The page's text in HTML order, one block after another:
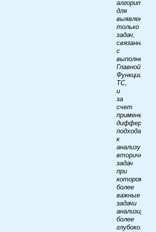
алгоритма
для
выявления
только
задач,
связанных
с
Главной
Функции
ТС,
и
за
счет
применения
подхода
к
анализу
вторичных
задач
при
котором
более
важные
задачи
более
глубоко.